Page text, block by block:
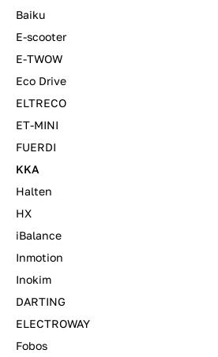
Baiku
E-scooter
E-TWOW
Eco Drive
ELTRECO
ET-MINI
FUERDI
KKA
Halten
HX
iBalance
Inmotion
Inokim
DARTING
ELECTROWAY
Fobos